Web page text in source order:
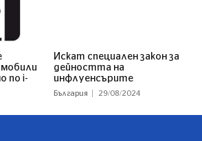
по i-
Искат специален закон за
дейността на
инфлуенсърите
България 29/08/2024